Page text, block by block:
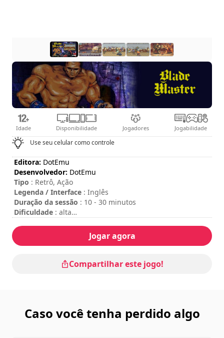
Idade Disponibilidade Jogadores Jogabilidade
Use seu celular como controle
Editora: DotEmu
Desenvolvedor: DotEmu
Tipo : Retrô, Ação
Legenda / Interface : Inglês
Duração da sessão : 10 - 30 minutos
Dificuldade : alta
Para inserir moedas, pressione a tecla "C" em seu teclado
ou a tecla "Start" em seu controle.
Jogar agora
Compartilhar este jogo!
Caso você tenha perdido algo